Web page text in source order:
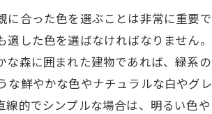
合った色を選ぶことは非常に重要
した色を選ばなければなりません
森に囲まれた建物であれば、緑系
鮮やかな色やナチュラルな白やグ
的でシンプルな場合は、明るい色